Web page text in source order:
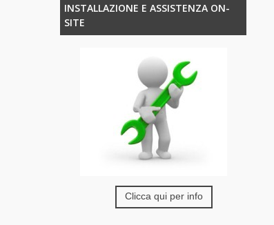
INSTALLAZIONE E ASSISTENZA ON-
SITE
Clicca qui per info